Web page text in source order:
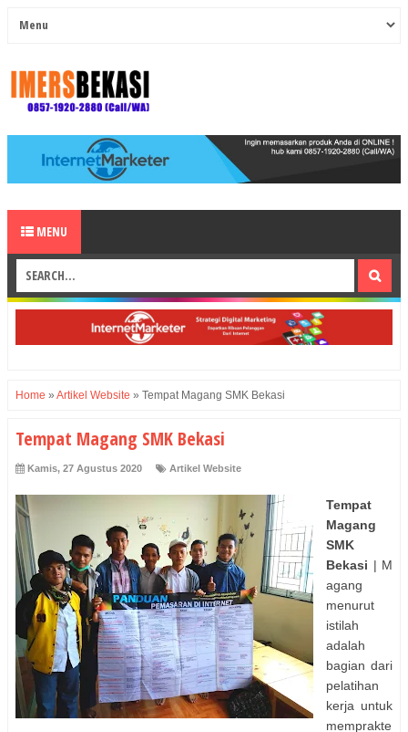
MENU
Home » Artikel Website » Tempat Magang SMK Bekasi
Tempat Magang SMK Bekasi
Kamis, 27 Agustus 2020 Artikel Website
Tempat
Magang
SMK
Bekasi | M
agang
menurut
istilah
adalah
bagian dari
pelatihan
kerja untuk
memprakte